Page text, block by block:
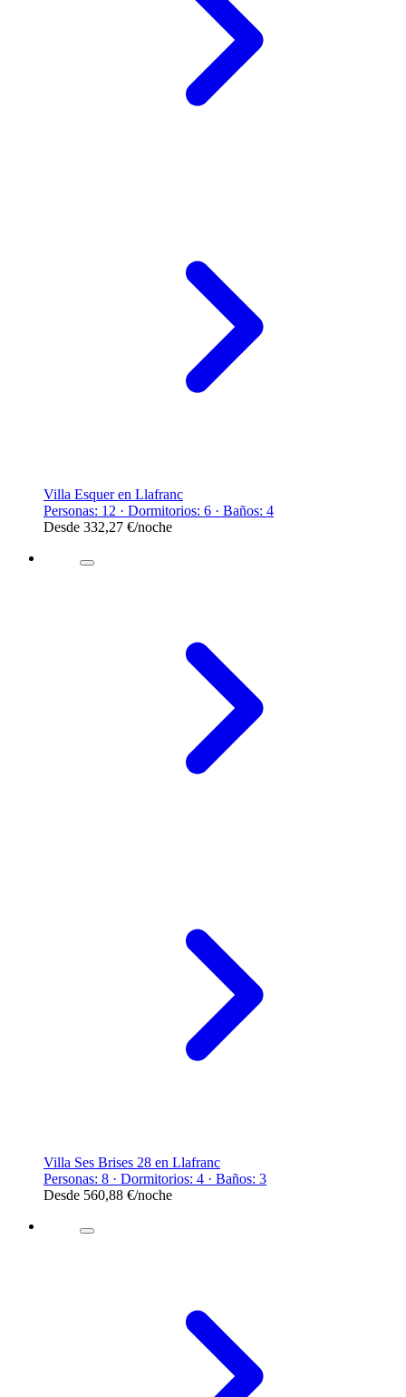
Villa Esquer en Llafranc
Personas: 12 · Dormitorios: 6 · Baños: 4
Desde 332,27 €/noche
Villa Ses Brises 28 en Llafranc
Personas: 8 · Dormitorios: 4 · Baños: 3
Desde 560,88 €/noche